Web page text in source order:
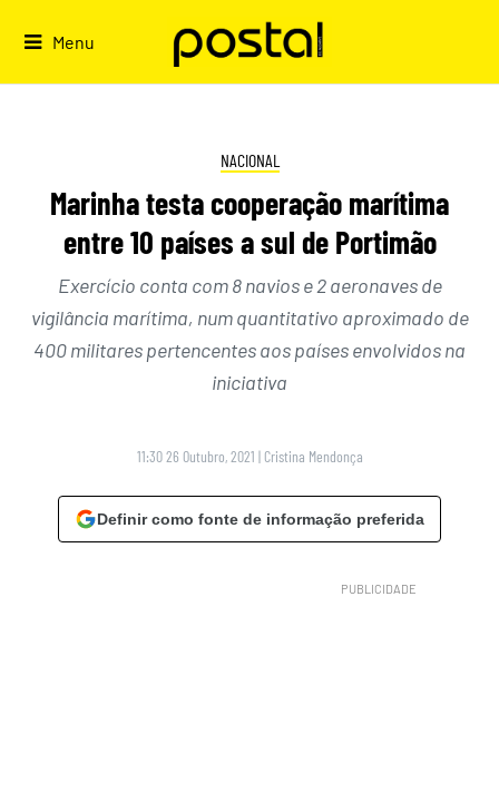
Menu
NACIONAL
Marinha testa cooperação marítima
entre 10 países a sul de Portimão
Exercício conta com 8 navios e 2 aeronaves de
vigilância marítima, num quantitativo aproximado de
400 militares pertencentes aos países envolvidos na
iniciativa
11:30 26 Outubro, 2021 | Cristina Mendonça
Definir como fonte de informação preferida